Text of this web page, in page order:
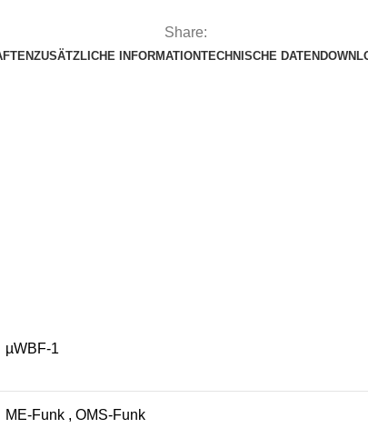
Share:
ZUSÄTZLICHE INFORMATIONTECHNISCHE DATEN
µWBF-1
ME-Funk , OMS-Funk